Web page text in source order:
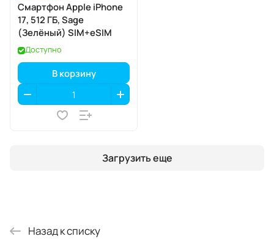
Смартфон Apple iPhone
17, 512 ГБ, Sage
(Зелёный) SIM+eSIM
Доступно
В корзину
Загрузить еще
Назад к списку